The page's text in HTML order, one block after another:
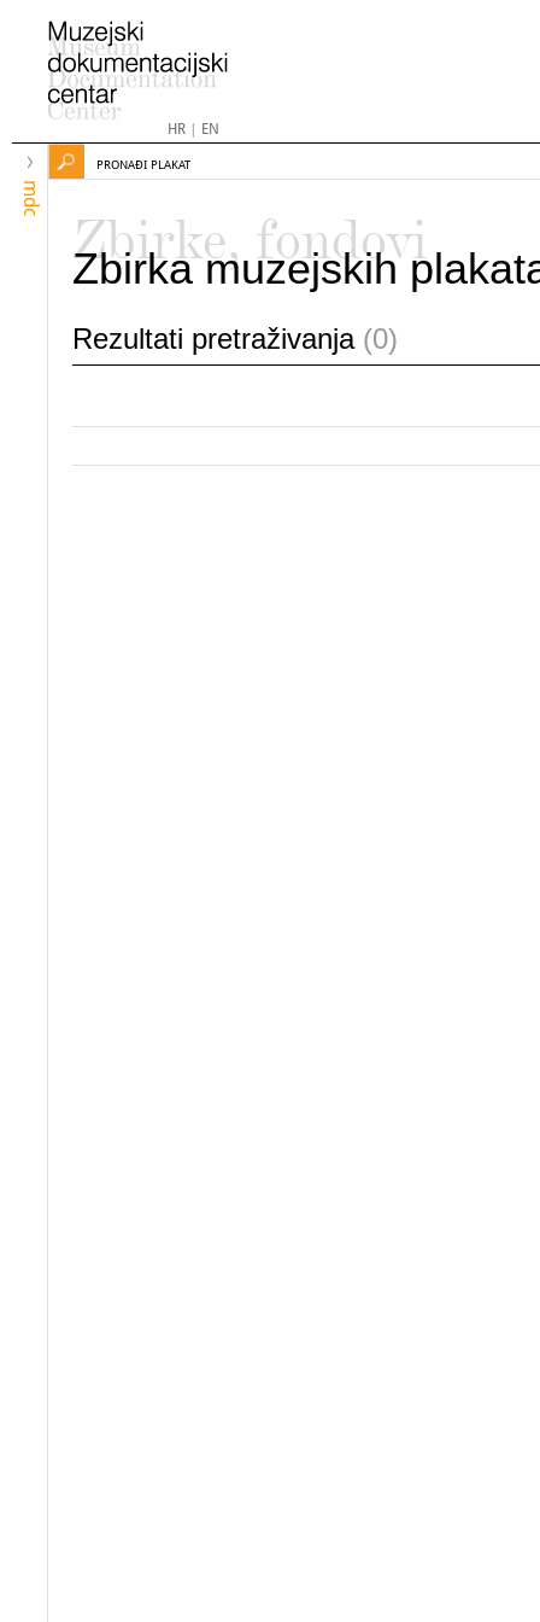
HR| EN
mdc
PRONAĐI PLAKAT
Zbirke, fondovi
Zbirka muzejskih
Rezultati pretraživanja (0)